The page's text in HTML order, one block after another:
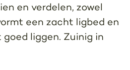
en verdelen, zowel
een zacht ligbed en
liggen. Zuinig in